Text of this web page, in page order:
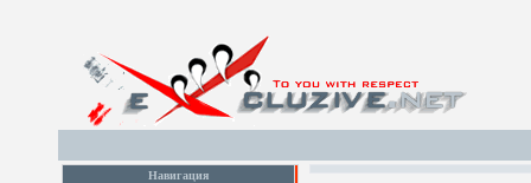
Навигация